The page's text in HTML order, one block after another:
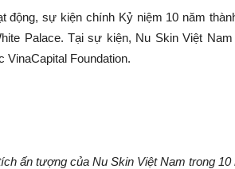
sự kiện chính Kỷ niệm 10 năm
Palace. Tại sự kiện, Nu Skin Việt
VinaCapital Foundation.
ấn tượng của Nu Skin Việt Nam trong 10